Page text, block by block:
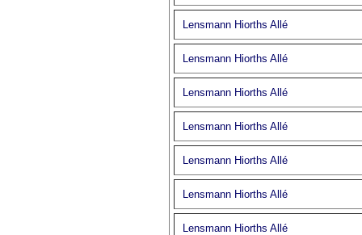
Lensmann Hiorths Allé
Lensmann Hiorths Allé
Lensmann Hiorths Allé
Lensmann Hiorths Allé
Lensmann Hiorths Allé
Lensmann Hiorths Allé
Lensmann Hiorths Allé